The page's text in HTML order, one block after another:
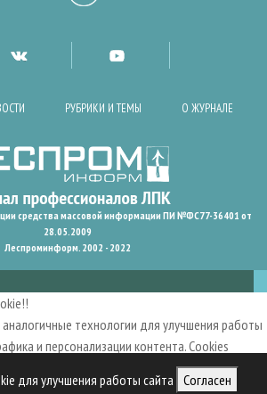
для улучшения работы сайта Согласен
РУБРИКИ И ТЕМЫ О ЖУРНАЛЕ
средства массовой информации ПИ №ФС77-36401 от
28.05.2009
Леспроминформ. 2002 - 2022
технологии для улучшения работы
и персонализации контента. Cookies